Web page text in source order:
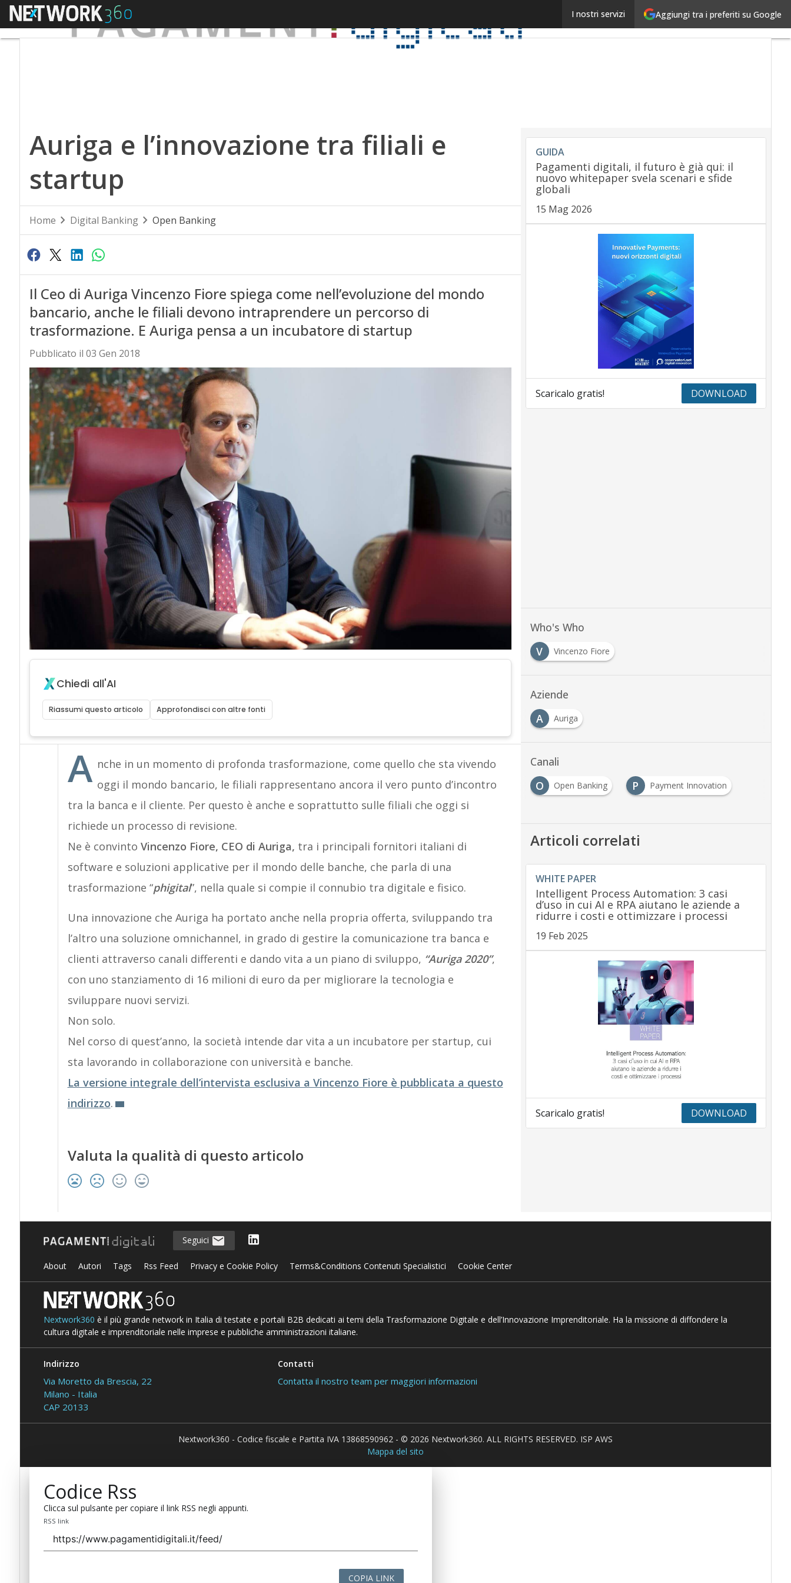
Aggiungi tra i preferiti su Google
I nostri servizi
Menu Auriga e l’innovazione tra filiali e startupUltimi
articoli
Payment
Mobile
Auriga e l’innovazione tra filiali e
startup
Home Digital Banking Open Banking
Il Ceo di Auriga Vincenzo Fiore spiega come nell’evoluzione del mondo
bancario, anche le filiali devono intraprendere un percorso di
trasformazione. E Auriga pensa a un incubatore di startup
Pubblicato il 03 Gen 2018
Chiedi all'AI
Riassumi questo articolo Approfondisci con altre fonti
A nche in un momento di profonda trasformazione, come quello che sta vivendo
oggi il mondo bancario, le filiali rappresentano ancora il vero punto d’incontro
tra la banca e il cliente. Per questo è anche e soprattutto sulle filiali che oggi si
richiede un processo di revisione.
Ne è convinto Vincenzo Fiore, CEO di Auriga, tra i principali fornitori italiani di
software e soluzioni applicative per il mondo delle banche, che parla di una
trasformazione “phigital”, nella quale si compie il connubio tra digitale e fisico.
Una innovazione che Auriga ha portato anche nella propria offerta, sviluppando tra
l’altro una soluzione omnichannel, in grado di gestire la comunicazione tra banca e
clienti attraverso canali differenti e dando vita a un piano di sviluppo, “Auriga 2020”,
con uno stanziamento di 16 milioni di euro da per migliorare la tecnologia e
sviluppare nuovi servizi.
Non solo.
Nel corso di quest’anno, la società intende dar vita a un incubatore per startup, cui
sta lavorando in collaborazione con università e banche.
La versione integrale dell’intervista esclusiva a Vincenzo Fiore è pubblicata a questo
indirizzo.
Valuta la qualità di questo articolo
GUIDA
Pagamenti digitali, il futuro è già qui: il
nuovo whitepaper svela scenari e sfide
globali
15 Mag 2026
Scaricalo gratis! DOWNLOAD
Who's Who
V
Vincenzo Fiore
Aziende
A
Auriga
Canali
O
Open Banking P Payment Innovation
Articoli correlati
WHITE PAPER
Intelligent Process Automation: 3 casi
d’uso in cui AI e RPA aiutano le aziende a
ridurre i costi e ottimizzare i processi
19 Feb 2025
Scaricalo gratis! DOWNLOAD
Seguici
About Autori Tags Rss Feed Privacy e Cookie Policy Terms&Conditions Contenuti Specialistici Cookie Center
Nextwork360 è il più grande network in Italia di testate e portali B2B dedicati ai temi della Trasformazione Digitale e dell’Innovazione Imprenditoriale. Ha la missione di diffondere la
cultura digitale e imprenditoriale nelle imprese e pubbliche amministrazioni italiane.
Indirizzo
Via Moretto da Brescia, 22
Milano - Italia
CAP 20133
Contatti
Contatta il nostro team per maggiori informazioni
Nextwork360 - Codice fiscale e Partita IVA 13868590962 - © 2026 Nextwork360. ALL RIGHTS RESERVED. ISP AWS
Mappa del sito
Codice Rss
Clicca sul pulsante per copiare il link RSS negli appunti.
RSS link
COPIA LINK